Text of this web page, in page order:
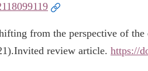
from the perspective of
Invited review article. https://